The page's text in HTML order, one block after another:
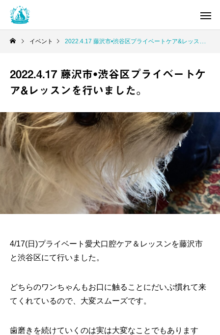
イベント 2022.4.17 藤沢市•渋谷区プライベートケア&レッスンを行いました。
2022.4.17 藤沢市•渋谷区プライベートケ
ア&レッスンを行いました。
4/17(日)プライベート愛犬口腔ケア＆レッスンを藤沢市
と渋谷区にて行いました。
どちらのワンちゃんもお口に触ることにだいぶ慣れて来
てくれているので、大変スムーズです。
歯磨きを続けていくのは実は大変なことでもあります